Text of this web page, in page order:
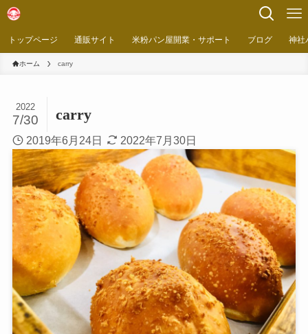
トップページ 通販サイト 米粉パン屋開業・サポート ブログ 神社
ホーム carry
carry
2022
7/30
2019年6月24日 2022年7月30日